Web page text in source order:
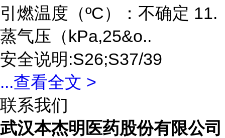
引燃温度（ºC）：不确定 11.
蒸气压（kPa,25&o..
安全说明:S26;S37/39
...查看全文 >
联系我们
武汉本杰明医药股份有限公司